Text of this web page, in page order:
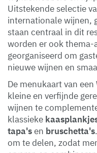
Uitstekende selectie
internationale wijnen,
staan centraal in dit
worden er ook
georganiseerd om
nieuwe wijnen en
De menukaart van
kleine en verfijnde
wijnen te
klassieke
tapa'sen bruschetta's
om te delen, zodat